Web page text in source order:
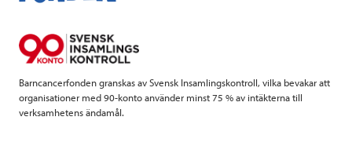
Barncancerfonden granskas av Svensk Insamlingskontroll, vilka bevakar att
organisationer med 90-konto använder minst 75 % av intäkterna till
verksamhetens ändamål.